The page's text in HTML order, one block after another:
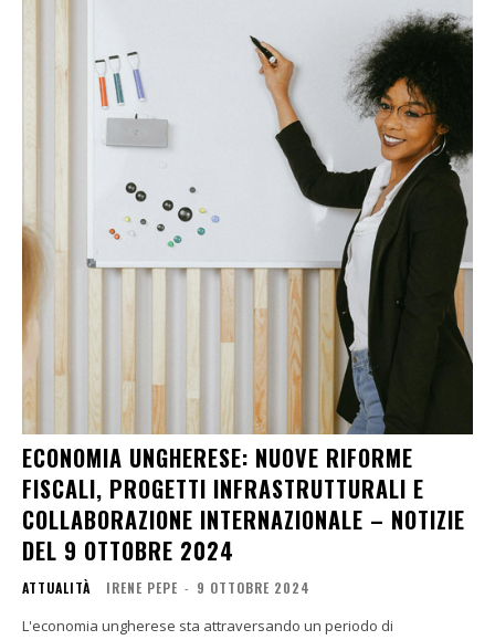
ECONOMIA UNGHERESE: NUOVE RIFORME
FISCALI, PROGETTI INFRASTRUTTURALI E
COLLABORAZIONE INTERNAZIONALE – NOTIZIE
DEL 9 OTTOBRE 2024
ATTUALITÀ IRENE PEPE - 9 OTTOBRE 2024
L'economia ungherese sta attraversando un periodo di